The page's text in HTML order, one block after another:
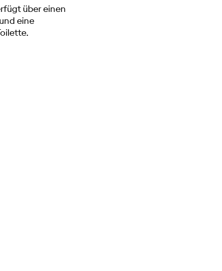
über einen
eine